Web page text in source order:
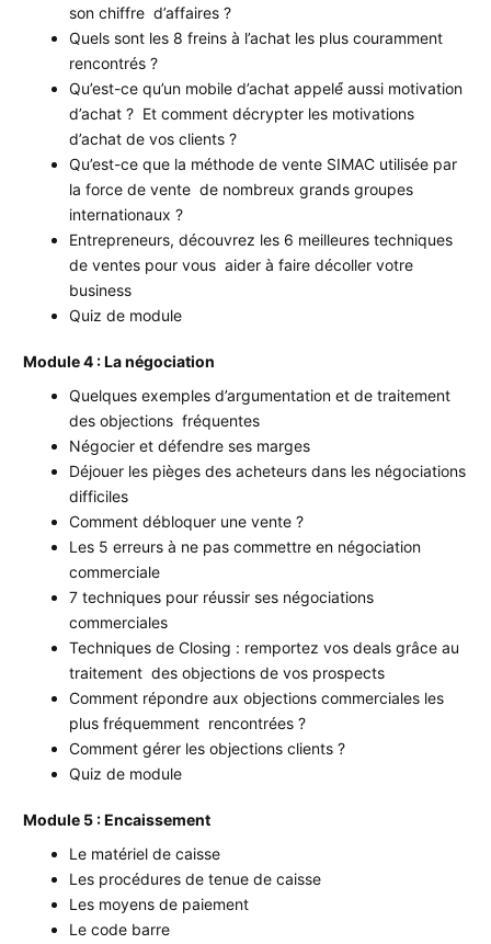
son chiffre d’affaires ?
Quels sont les 8 freins à l’achat les plus couramment
rencontrés ?
Qu’est-ce qu’un mobile d’achat appelé́ aussi motivation
d’achat ? Et comment décrypter les motivations
d’achat de vos clients ?
Qu’est-ce que la méthode de vente SIMAC utilisée par
la force de vente de nombreux grands groupes
internationaux ?
Entrepreneurs, découvrez les 6 meilleures techniques
de ventes pour vous aider à faire décoller votre
business
Quiz de module
Module 4 : La négociation
Quelques exemples d’argumentation et de traitement
des objections fréquentes
Négocier et défendre ses marges
Déjouer les pièges des acheteurs dans les négociations
difficiles
Comment débloquer une vente ?
Les 5 erreurs à ne pas commettre en négociation
commerciale
7 techniques pour réussir ses négociations
commerciales
Techniques de Closing : remportez vos deals grâce au
traitement des objections de vos prospects
Comment répondre aux objections commerciales les
plus fréquemment rencontrées ?
Comment gérer les objections clients ?
Quiz de module
Module 5 : Encaissement
Le matériel de caisse
Les procédures de tenue de caisse
Les moyens de paiement
Le code barre